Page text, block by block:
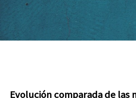
Evolución comparada de las